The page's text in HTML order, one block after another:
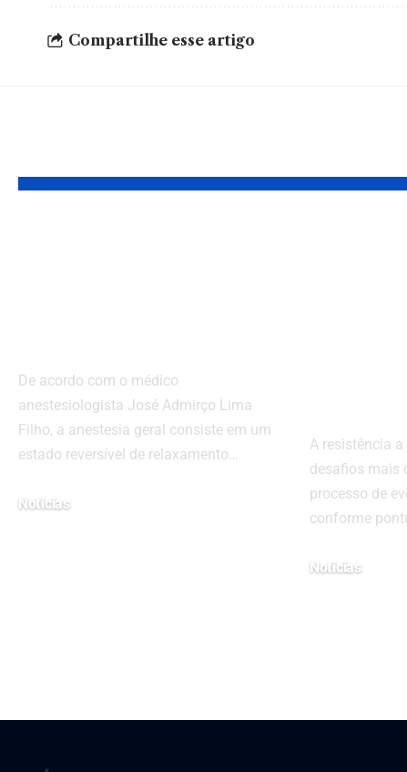
Compartilhe esse artigo
De acordo com o médico
anestesiologista José Admirço Lima
Filho, a anestesia geral consiste em um
estado reversível de relaxamento…
Noticias
A resistência
desafios mais
processo de
conforme
Noticias